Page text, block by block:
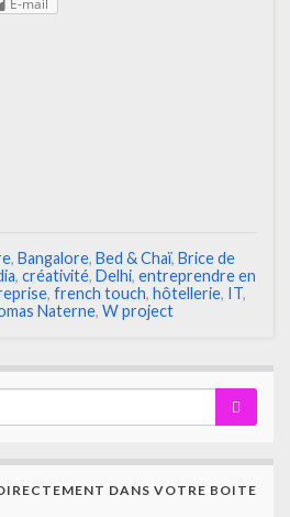
, Bangalore, Bed & Chaï, Brice de
, créativité, Delhi, entreprendre en
, french touch, hôtellerie, IT,
Naterne, W project
DANS VOTRE BOITE